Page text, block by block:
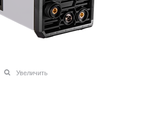
Увеличить